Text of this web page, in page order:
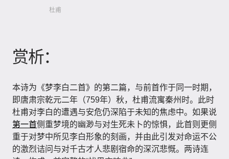
杜甫
赏析：
本诗为《梦李白二首》的第二篇，与前首作于同一时期，
即唐肃宗乾元二年（759年）秋，杜甫流寓秦州时。此时
杜甫对李白的遭遇与安危仍深陷于未知的焦虑中。如果说
第一首侧重梦境的幽渺与对生死未卜的惊惧，此首则更侧
重于对梦中所见李白形象的刻画，并由此引发对命运不公
的激烈诘问与对千古才人悲剧宿命的深沉悲慨。两诗连